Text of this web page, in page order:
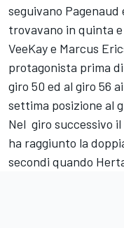
seguivano Pagenaud
trovavano in quinta
VeeKay e Marcus
protagonista prima
giro 50 ed al giro 56
settima posizione al
Nel giro successivo
ha raggiunto la
secondi quando